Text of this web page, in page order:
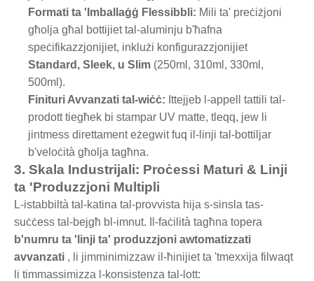
Formati ta 'Imballaġġ Flessibbli: Mili ta' preċiżjoni
għolja għal bottijiet tal-aluminju b'ħafna
speċifikazzjonijiet, inklużi konfigurazzjonijiet
Standard, Sleek, u Slim (250ml, 310ml, 330ml,
500ml).
Finituri Avvanzati tal-wiċċ: Ittejjeb l-appell tattili tal-
prodott tiegħek bi stampar UV matte, tleqq, jew li
jintmess direttament eżegwit fuq il-linji tal-bottiljar
b'veloċità għolja tagħna.
3. Skala Industrijali: Proċessi Maturi & Linji
ta 'Produzzjoni Multipli
L-istabbiltà tal-katina tal-provvista hija s-sinsla tas-
suċċess tal-bejgħ bl-imnut. Il-faċilità tagħna topera
b'numru ta 'linji ta' produzzjoni awtomatizzati
avvanzati , li jimminimizzaw il-ħinijiet ta 'tmexxija filwaqt
li timmassimizza l-konsistenza tal-lott: